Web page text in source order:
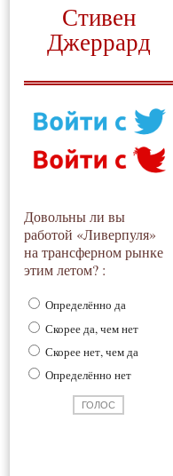
Стивен
Джеррард
Довольны ли вы
работой «Ливерпуля»
на трансферном рынке
этим летом? :
Определённо да
Скорее да, чем нет
Скорее нет, чем да
Определённо нет